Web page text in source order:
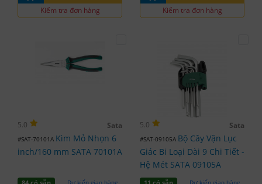
Kiểm tra đơn hàng Kiểm tra đơn hàng
5.0 Sata
#SAT-70101A Kìm Mỏ Nhọn 6
inch/160 mm SATA 70101A
Dự kiến giao hàng
5.0 Sata
#SAT-09105A Bộ Cây Vặn Lục
Giác Bi Loại Dài 9 Chi Tiết -
Hệ Mét SATA 09105A
Dự kiến giao hàng